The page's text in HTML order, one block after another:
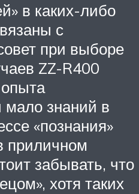
в каких-либо
с
при выборе
ZZ-R400
мало знаний в
«познания»
приличном
забывать, что
хотя таких